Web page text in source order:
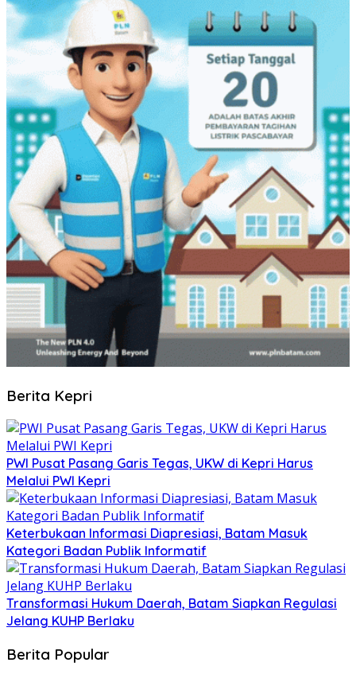
Berita Kepri
PWI Pusat Pasang Garis Tegas, UKW di Kepri Harus
Melalui PWI Kepri
Keterbukaan Informasi Diapresiasi, Batam Masuk
Kategori Badan Publik Informatif
Transformasi Hukum Daerah, Batam Siapkan Regulasi
Jelang KUHP Berlaku
Berita Popular